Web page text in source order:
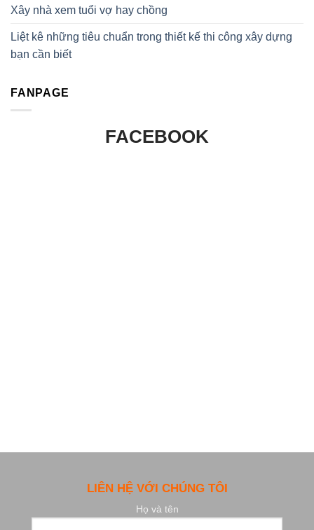
Xây nhà xem tuổi vợ hay chồng
Liệt kê những tiêu chuẩn trong thiết kế thi công xây dựng
bạn cần biết
FANPAGE
FACEBOOK
LIÊN HỆ VỚI CHÚNG TÔI
Họ và tên